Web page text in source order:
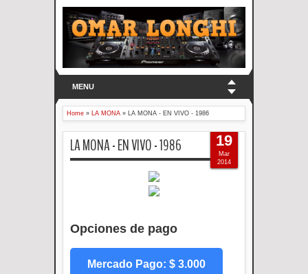
MENU
Home » LA MONA » LA MONA - EN VIVO - 1986
LA MONA - EN VIVO - 1986
Opciones de pago
Mercado Pago: $ 3.000
19
Mar
2014